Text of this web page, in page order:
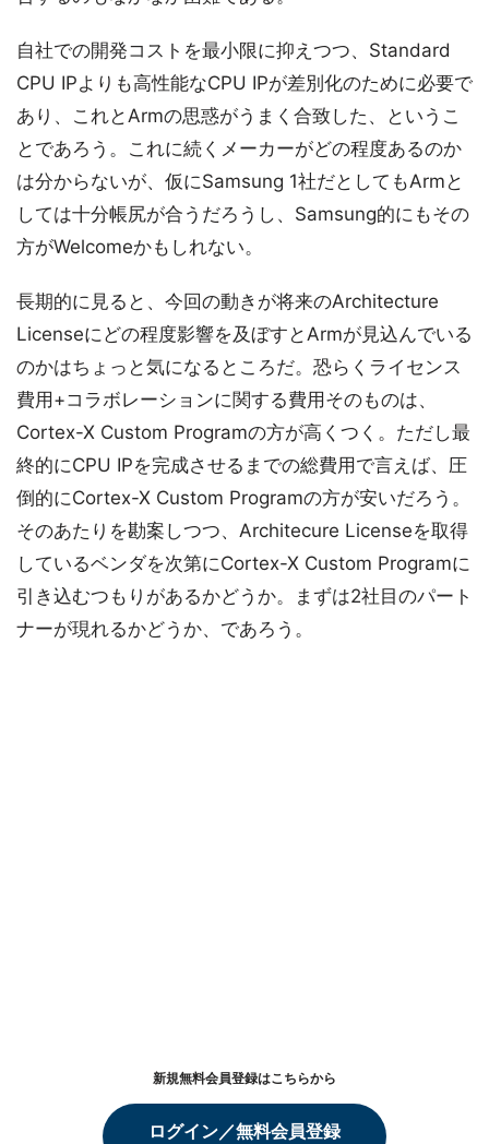
自社での開発コストを最小限に抑えつつ、Standard
CPU IPよりも高性能なCPU IPが差別化のために必要で
あり、これとArmの思惑がうまく合致した、というこ
とであろう。これに続くメーカーがどの程度あるのか
は分からないが、仮にSamsung 1社だとしてもArmと
しては十分帳尻が合うだろうし、Samsung的にもその
方がWelcomeかもしれない。
長期的に見ると、今回の動きが将来のArchitecture
Licenseにどの程度影響を及ぼすとArmが見込んでいる
のかはちょっと気になるところだ。恐らくライセンス
費用+コラボレーションに関する費用そのものは、
Cortex-X Custom Programの方が高くつく。ただし最
終的にCPU IPを完成させるまでの総費用で言えば、圧
倒的にCortex-X Custom Programの方が安いだろう。
そのあたりを勘案しつつ、Architecure Licenseを取得
しているベンダを次第にCortex-X Custom Programに
引き込むつもりがあるかどうか。まずは2社目のパート
ナーが現れるかどうか、であろう。
新規無料会員登録はこちらから
ログイン／無料会員登録